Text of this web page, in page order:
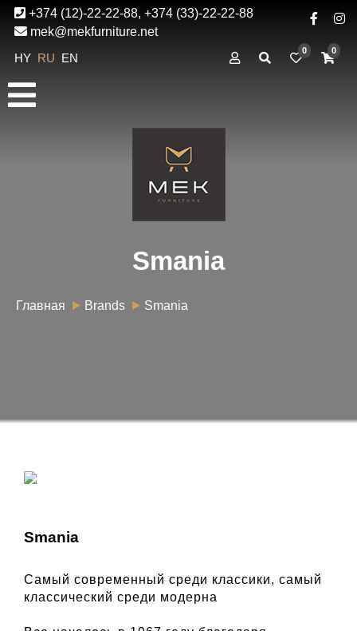
+374 (12)-22-22-88, +374 (33)-22-22-88
mek@mekfurniture.net
HY RU EN
0 0
Smania
Главная Brands Smania
Smania
Самый современный среди классики, самый
классический среди модерна